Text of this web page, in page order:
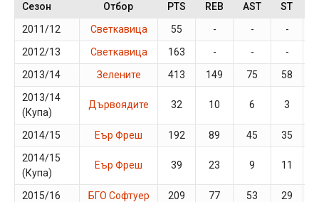
Сезон Отбор PTS REB AST ST
2011/12
Светкавица 55 - - -
2012/13
Светкавица 163 - - -
2013/14
Зелените 413 149 75 58
2013/14
(Купа)
Дървоядите 32 10 6 3
2014/15 Еър Фреш 192 89 45 35
2014/15
(Купа)
Еър Фреш 39 23 9 11
2015/16 БГО Софтуер 209 77 53 29